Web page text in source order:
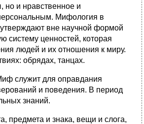
и нравственное и
Мифология в
вне научной формой
систему ценностей, которая
людей и их отношения к миру.
обрядах, танцах.
служит для оправдания
и поведения. В период
знаний.
предмета и знака, вещи и слога,